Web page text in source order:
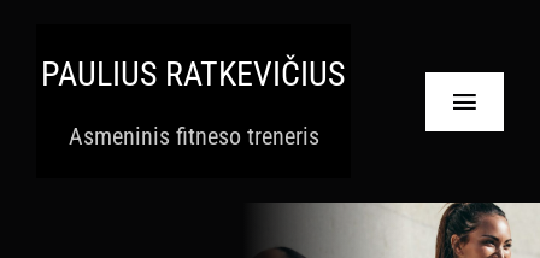
contentPAULIUS RATKEVIČIUS
Asmeninis fitneso treneris
Toggle